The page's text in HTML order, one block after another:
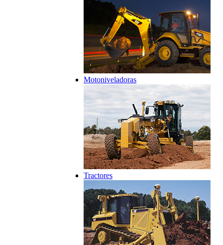
Motoniveladoras
Tractores